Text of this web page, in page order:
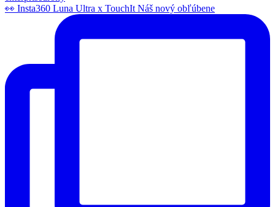
👀 Insta360 Luna Ultra x TouchIt Náš nový obľúbene